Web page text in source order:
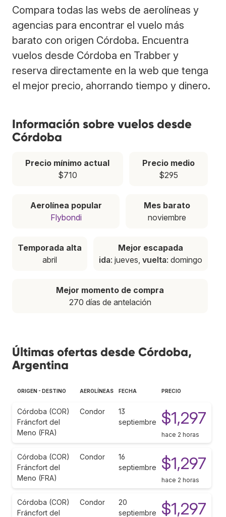
Compara todas las webs de aerolíneas y
agencias para encontrar el vuelo más
barato con origen Córdoba. Encuentra
vuelos desde Córdoba en Trabber y
reserva directamente en la web que tenga
el mejor precio, ahorrando tiempo y dinero.
Información sobre vuelos desde
Córdoba
Precio mínimo actual
$710
Precio medio
$295
Aerolínea popular
Flybondi
Mes barato
noviembre
Temporada alta
abril
Mejor escapada
ida: jueves, vuelta: domingo
Mejor momento de compra
270 días de antelación
Últimas ofertas desde Córdoba,
Argentina
ORIGEN - DESTINO AEROLÍNEAS FECHA PRECIO
Córdoba (COR)
Fráncfort del
Meno (FRA)
Condor
13
septiembre
$1,297
hace 2 horas
Córdoba (COR)
Fráncfort del
Meno (FRA)
Condor
16
septiembre
$1,297
hace 2 horas
Córdoba (COR)
Fráncfort del
Condor
20
septiembre
$1,297